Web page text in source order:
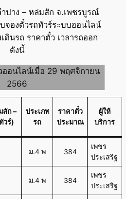
ำปาง – หล่มสัก จ.เพชรบูรณ์
จองตั๋วรถทัวร์ระบบออนไลน์
ดินรถ ราคาตั๋ว เวลารถออก
ดังนี้
อนไลน์เมื่อ 29 พฤศจิกายน
2566
สัก –
วร์)
ประเภท
รถ
ราคาตั๋ว
ประมาณ
ผู้ให้
บริการ
ม.4 พ 384
เพชร
ประเสริฐ
ม.4 พ 384
เพชร
ประเสริฐ